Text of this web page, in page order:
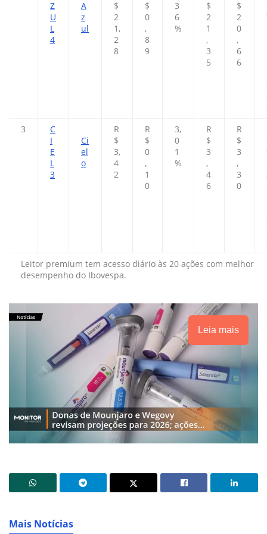
Z
U
L
4
A
z
ul
$
2
1,
2
8
$
0
,
8
9
3
6
%
$
2
1
,
3
5
$
2
0
,
6
6
3
C
I
E
L
3
Ci
el
o
R
$
3,
4
2
R
$
0
,
1
0
3,
0
1
%
R
$
3
,
4
6
R
$
3
,
3
0
Leitor premium tem acesso diário às 20 ações com melhor
desempenho do Ibovespa.
Leia mais
Mais Notícias